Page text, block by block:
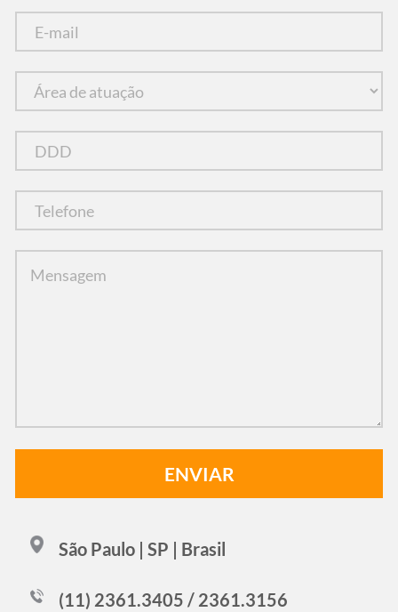
São Paulo | SP | Brasil
(11) 2361.3405 / 2361.3156